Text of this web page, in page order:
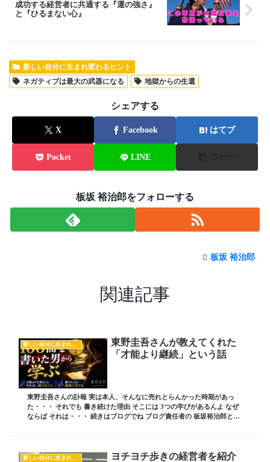
成功する経営者に共通する『運の強さ』
と『ひるまない心』
新しい自分に生まれ変わるヒント
ネガティブは最大の武器になる
地獄からの生還
シェアする
X Facebook はてブ
Pocket LINE
板坂 裕治郎をフォローする
板坂 裕治郎
関連記事
新しい自分に生まれ変わるヒント
東野圭吾さんが教えてくれた
「才能より継続」という話
東野圭吾さんの訃報 実は本人、そんなに売れとらんかった時期があっ
た・・・ それでも 書き続けた理由 そこには 3つの学びがあるんよ なぜ
ならば それは・・・ 続きはブログでね ブログ責任者の 板坂裕治郎と
新しい自分に生まれ変わるヒント
ヨチヨチ歩きの経営者を紹介